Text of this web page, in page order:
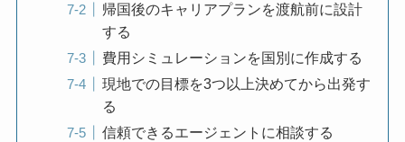
帰国後のキャリアプランを渡航前に設計
する
費用シミュレーションを国別に作成する
現地での目標を3つ以上決めてから出発す
る
信頼できるエージェントに相談する